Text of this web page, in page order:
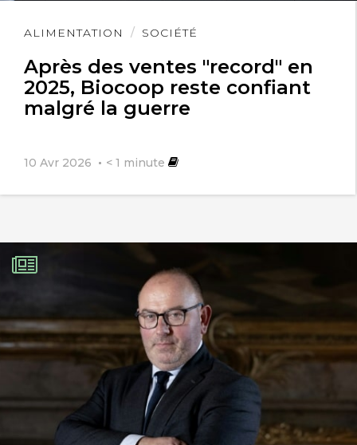
ALIMENTATION SOCIÉTÉ
Après des ventes "record" en
2025, Biocoop reste confiant
malgré la guerre
10 Avr 2026 < 1 minute
Lire